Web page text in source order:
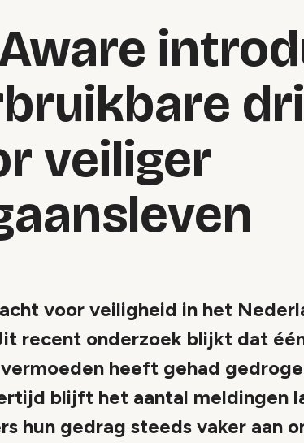
veiliger
voor veiligheid in het
recent onderzoek blijkt dat
heeft gehad
blijft het aantal meldingen
hun gedrag steeds vaker aan